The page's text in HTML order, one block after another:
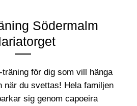
Södermalm
för dig som vill hänga
när du svettas! Hela familjen
sig genom capoeira